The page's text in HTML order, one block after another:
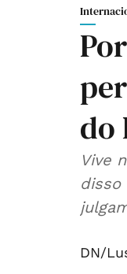
do
Vive
disso
DN/